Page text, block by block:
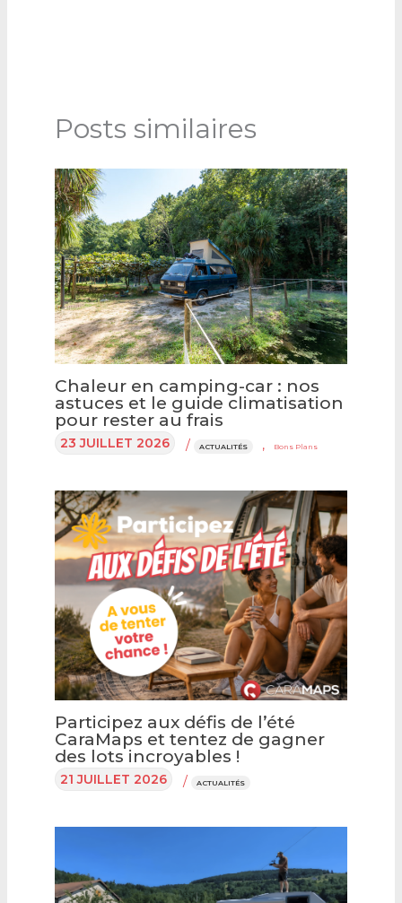
Posts similaires
Chaleur en camping-car : nos
astuces et le guide climatisation
pour rester au frais
23 JUILLET 2026 / ACTUALITÉS , Bons Plans
Participez aux défis de l’été
CaraMaps et tentez de gagner
des lots incroyables !
21 JUILLET 2026 / ACTUALITÉS